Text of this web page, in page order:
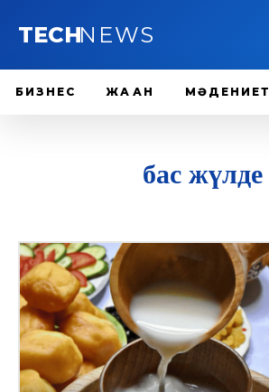
TECHNEWS
БИЗНЕС ЖАҺАН МӘДЕНИЕТ
бас жүлде